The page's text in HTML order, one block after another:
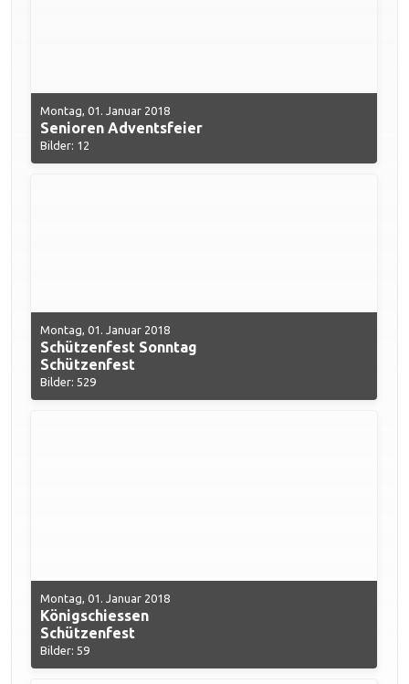
Montag, 01. Januar 2018
Senioren Adventsfeier
Bilder: 12
Montag, 01. Januar 2018
Schützenfest Sonntag
Schützenfest
Bilder: 529
Montag, 01. Januar 2018
Königschiessen
Schützenfest
Bilder: 59